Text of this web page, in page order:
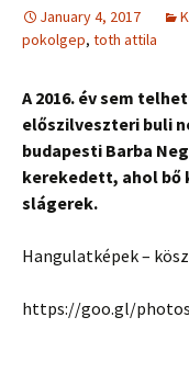
January 4, 2017
pokolgep, toth attila
A 2016. év sem
előszilveszteri buli
budapesti Barba
kerekedett, ahol bő
slágerek.
Hangulatképek –
https://goo.gl/photos/